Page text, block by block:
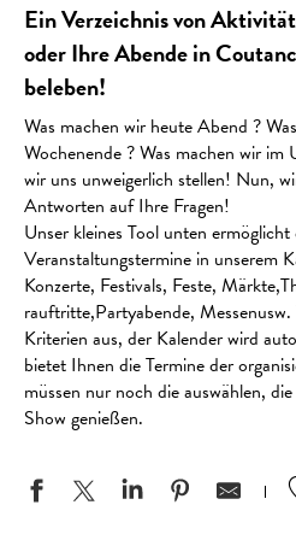
Ein Verzeichnis von
oder Ihre Abende in
beleben!
Was machen wir heute Abend ?
Wochenende ? Was machen wir im
wir uns unweigerlich stellen! Nun,
Antworten auf Ihre Fragen!
Unser kleines Tool unten
Veranstaltungstermine in unserem
Konzerte, Festivals, Feste,
rauftritte,Partyabende,
Kriterien aus, der Kalender wird
bietet Ihnen die Termine der
müssen nur noch die auswählen,
Show genießen.